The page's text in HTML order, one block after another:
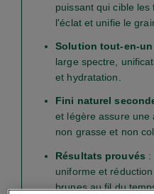
puissant qui cible
l'éclat et unifie le
Solution tout-en-un
large spectre,
et hydratation.
Fini naturel
et légère assure une
non grasse et non
Résultats prouvés :
uniforme et
brunes au fil du